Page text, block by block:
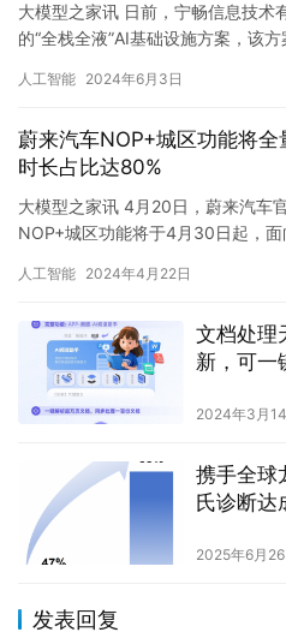
大模型之家讯 日前，宁畅信息技术
的“全栈全液”AI基础设施方案，该
人工智能 2024年6月3日
蔚来汽车NOP+城区功能将
时长占比达80%
大模型之家讯 4月20日，蔚来汽车
NOP+城区功能将于4月30日起，
人工智能 2024年4月22日
文档处理
新，可一
2024年3月
携手全球
氏诊断达
2025年6月26
发表回复